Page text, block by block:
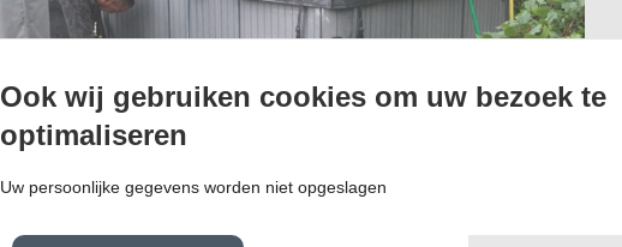
Ook wij gebruiken cookies om uw bezoek te
optimaliseren
Uw persoonlijke gegevens worden niet opgeslagen